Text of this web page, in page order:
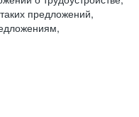
предложений,